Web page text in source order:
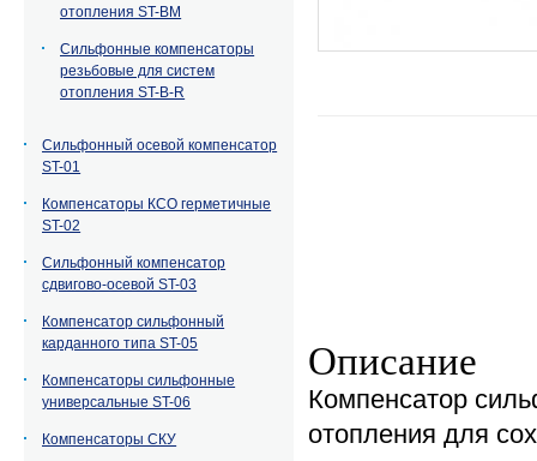
отопления ST-BM
Сильфонные компенсаторы
резьбовые для систем
отопления ST-B-R
Сильфонный осевой компенсатор
ST-01
Компенсаторы КСО герметичные
ST-02
Сильфонный компенсатор
сдвигово-осевой ST-03
Компенсатор сильфонный
карданного типа ST-05
Компенсаторы сильфонные
универсальные ST-06
Компенсаторы СКУ
Описание
Компенсатор
отопления для